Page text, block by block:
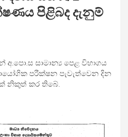
පිළිබද දැනුම්
අ.පො.ස සාමාන්‍ය පෙළ විභාගය
පරීක්ෂන පැවැත්වෙන දින
නිකුත් කර තිබේ.